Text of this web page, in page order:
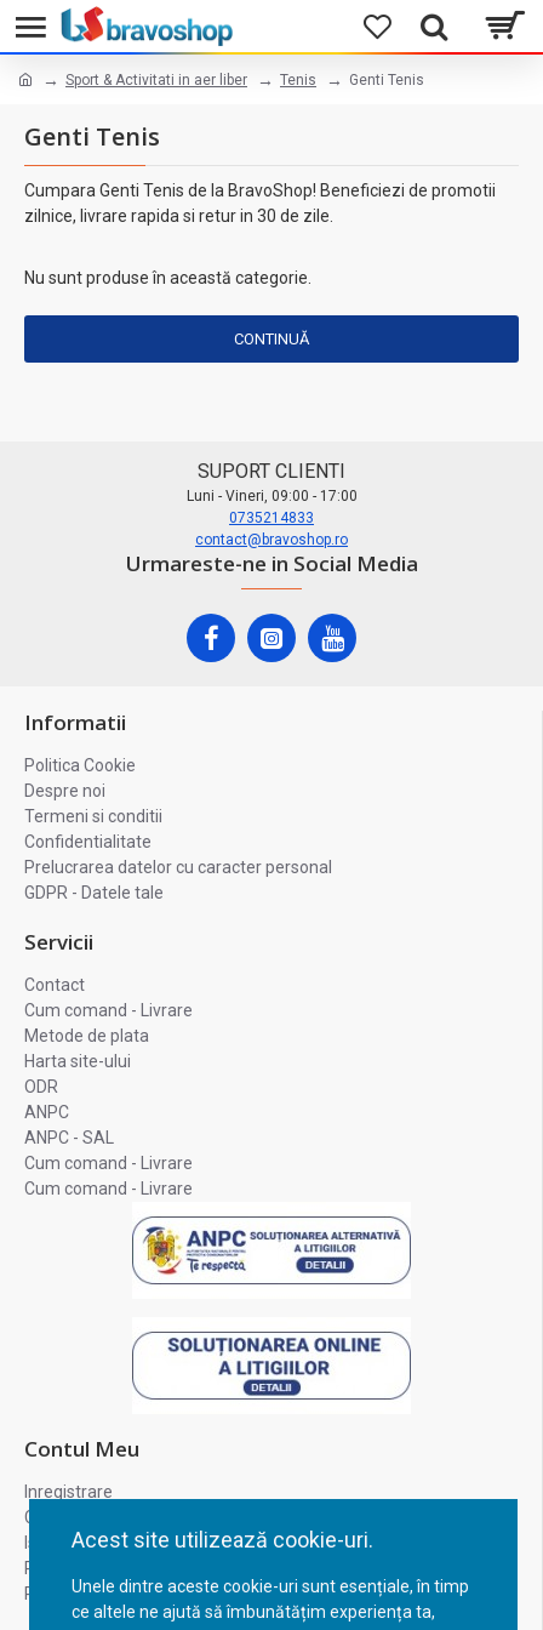
Acest site utilizează cookie-uri.
Unele dintre aceste cookie-uri sunt esențiale, în timp
ce altele ne ajută să îmbunătățim experiența ta,
Sport & Activitati in aer liber Tenis Genti Tenis
Genti Tenis
Cumpara Genti Tenis de la BravoShop! Beneficiezi de promotii
zilnice, livrare rapida si retur in 30 de zile.
Nu sunt produse în această categorie.
CONTINUĂ
SUPORT CLIENTI
Luni - Vineri, 09:00 - 17:00
0735214833
contact@bravoshop.ro
Urmareste-ne in Social Media
Informatii
Politica Cookie
Despre noi
Termeni si conditii
Confidentialitate
Prelucrarea datelor cu caracter personal
GDPR - Datele tale
Servicii
Contact
Cum comand - Livrare
Metode de plata
Harta site-ului
ODR
ANPC
ANPC - SAL
Cum comand - Livrare
Cum comand - Livrare
Contul Meu
Inregistrare
Contul meu
Istoric comenzi
Recuperare parola
Returnare produs